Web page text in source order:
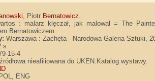
, Piotr Bernatowicz.
: malarz klęczał, jak malował = The
Bernatowiczem
Warszawa : Zachęta - Narodowa Galeria Sztuki,
s.
15-4
nieafiliowana do UKEN.Katalog wystawy.
POL, ENG